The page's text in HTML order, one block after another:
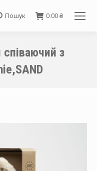
Пошук 0.00 ₴
співаючий з